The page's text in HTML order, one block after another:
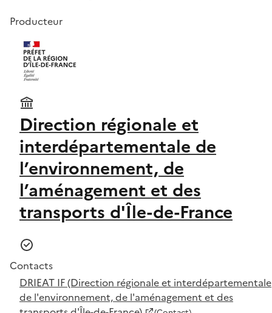
Producteur
Direction régionale et
interdépartementale de
l’environnement, de
l’aménagement et des
transports d'Île-de-France
Contacts
DRIEAT IF (Direction régionale et interdépartementale
de l'environnement, de l'aménagement et des